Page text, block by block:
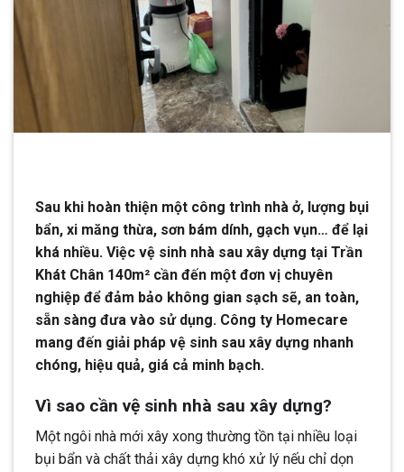
Sau khi hoàn thiện một công trình nhà ở, lượng bụi
bẩn, xi măng thừa, sơn bám dính, gạch vụn… để lại
khá nhiều. Việc vệ sinh nhà sau xây dựng tại Trần
Khát Chân 140m² cần đến một đơn vị chuyên
nghiệp để đảm bảo không gian sạch sẽ, an toàn,
sẵn sàng đưa vào sử dụng. Công ty Homecare
mang đến giải pháp vệ sinh sau xây dựng nhanh
chóng, hiệu quả, giá cả minh bạch.
Vì sao cần vệ sinh nhà sau xây dựng?
Một ngôi nhà mới xây xong thường tồn tại nhiều loại
bụi bẩn và chất thải xây dựng khó xử lý nếu chỉ dọn